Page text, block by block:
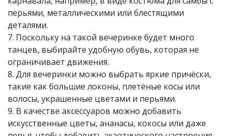
перьями, металлическими или блестящими
деталями.
7. Поскольку на такой вечеринке будет много
танцев, выбирайте удобную обувь, которая не
ограничивает движения.
8. Для вечеринки можно выбрать яркие причёски,
такие как большие локоны, плетёные косы или
волосы, украшенные цветами и перьями.
9. В качестве аксессуаров можно добавить
искусственные цветы, ананасы, кокосы или даже